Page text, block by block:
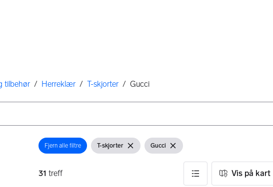
tilbehør / Herreklær / T-skjorter / Gucci
Åpne filter
Fjern alle filtre Vis filter
T-skjorter Fjern filterVis filter
Gucci Fjern filter
31 treff Vis på kart